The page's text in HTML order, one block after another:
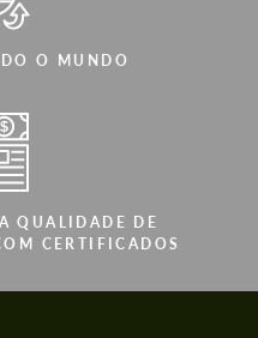
O MUNDO
QUALIDADE DE
CERTIFICADOS